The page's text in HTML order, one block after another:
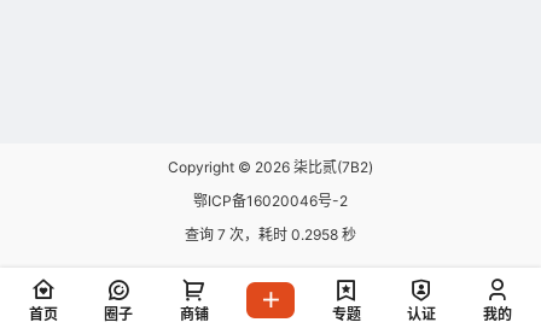
Copyright © 2026 柒比贰(7B2)
鄂ICP备16020046号-2
查询 7 次，耗时 0.2958 秒
首页 圈子 商铺 专题 认证 我的